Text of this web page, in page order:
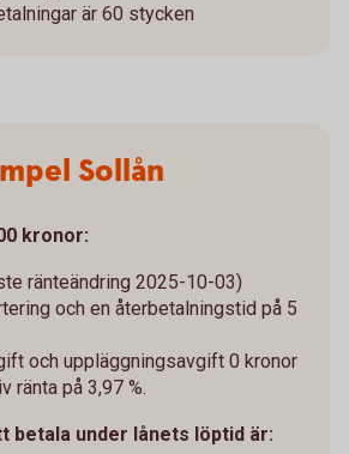
är 60 stycken
Sollån
kronor:
ränteändring 2025-10-03)
och en återbetalningstid på 5
och uppläggningsavgift 0 kronor
ränta på 3,97 %.
betala under lånets löptid är: